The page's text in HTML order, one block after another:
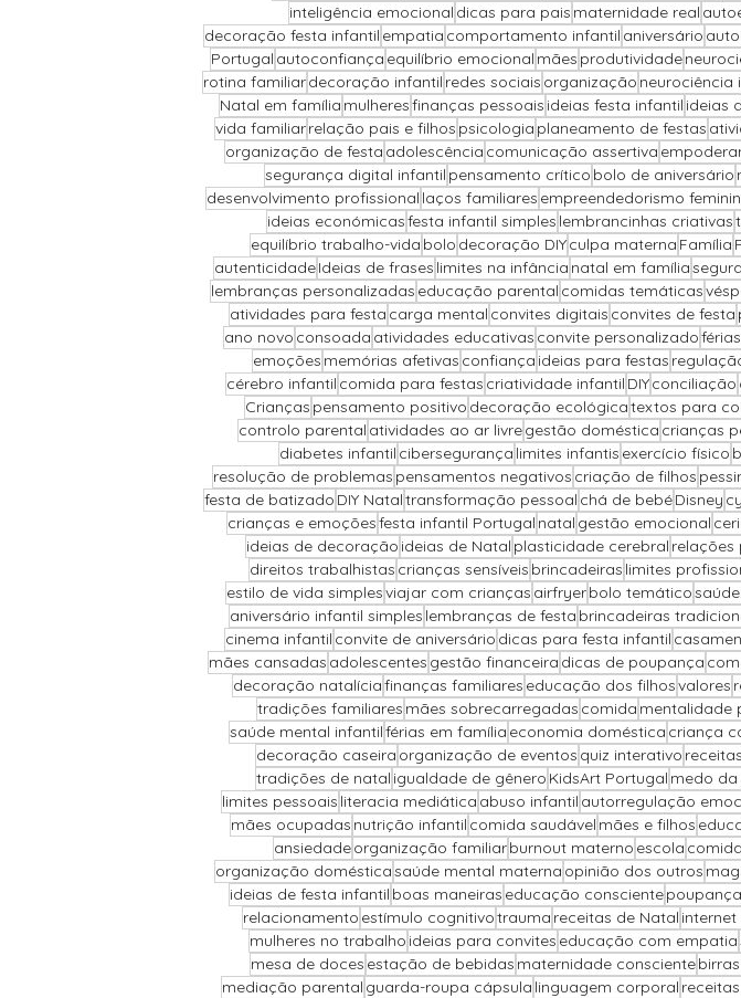
inteligência emocional dicas para pais maternidade real
decoração festa infantil empatia comportamento infantil aniversário
Portugal autoconfiança equilíbrio emocional mães produtividade
rotina familiardecoração infantil redes sociais organização neurociência
Natal em família mulheresfinanças pessoais ideias festa infantil ideias
vida familiarrelação pais e filhos psicologia planeamento de festas
organização de festa adolescência comunicação assertiva
segurança digital infantil pensamento crítico bolo de aniversário
desenvolvimento profissional laços familiares empreendedorismo
ideias económicasfesta infantil simples lembrancinhas criativas
equilíbrio trabalho-vida bolo decoração DIYculpa materna Família
autenticidadeIdeias de frases limites na infância natal em família
lembranças personalizadas educação parental comidas temáticas
atividades para festa carga mental convites digitais convites de festa
ano novo consoada atividades educativas convite personalizado
emoções memórias afetivas confiança ideias para festas
cérebro infantil comida para festas criatividade infantil DIYconciliação
Crianças pensamento positivo decoração ecológicatextos para
controlo parental atividades ao ar livregestão doméstica crianças
diabetes infantil cibersegurança limites infantis exercício físico
resolução de problemas pensamentos negativos criação de filhos
festa de batizado DIY Nataltransformação pessoal chá de bebéDisney
crianças e emoçõesfesta infantil Portugal natal gestão emocional
ideias de decoração ideias de Natal plasticidade cerebral relações
direitos trabalhistas crianças sensíveis brincadeiras limites
estilo de vida simplesviajar com crianças airfryerbolo temático
aniversário infantil simples lembranças de festa brincadeiras
cinema infantil convite de aniversário dicas para festa infantil
mães cansadas adolescentes gestão financeira dicas de poupança
decoração natalíciafinanças familiares educação dos filhosvalores
tradições familiares mães sobrecarregadas comida mentalidade
saúde mental infantilférias em família economia doméstica criança
decoração caseira organização de eventos quiz interativo
tradições de natal igualdade de gênero KidsArt Portugal medo
limites pessoais literacia mediática abuso infantil autorregulação
mães ocupadas nutrição infantil comida saudável mães e filhos
ansiedadeorganização familiarburnout materno escola
organização domésticasaúde mental materna opinião dos outros
ideias de festa infantil boas maneiras educação consciente
relacionamento estímulo cognitivotrauma receitas de Natal
mulheres no trabalho ideias para convites educação com empatia
mesa de doces estação de bebidas maternidade consciente
mediação parental guarda-roupa cápsula linguagem corporal